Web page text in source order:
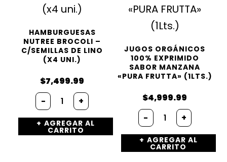
HAMBURGUESAS
NUTREE BROCOLI –
C/SEMILLAS DE LINO
(X4 UNI.)
$7,499.99
- Hamburguesas
Nutree
BROCOLI
-
c/Semillas
+
AGREGAR AL
CARRITO
JUGOS ORGÁNICOS
100% EXPRIMIDO
SABOR MANZANA
«PURA FRUTTA» (1LTS.)
$4,999.99
- Jugos
Orgánicos
100%
Exprimido
Sabor
+
AGREGAR AL
CARRITO